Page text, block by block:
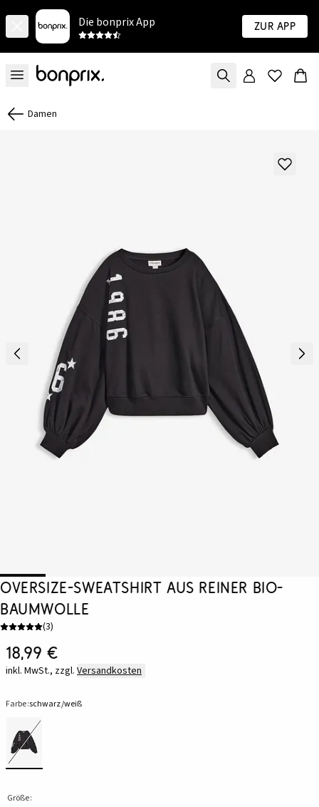
Die bonprix App Zur App
Damen
Oversize-Sweatshirt aus reiner Bio-
Baumwolle
(3)
18,99 €
inkl. MwSt., zzgl. Versandkosten
Farbe:schwarz/weiß
Größe: